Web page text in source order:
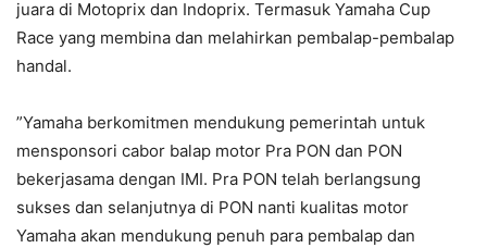
juara di Motoprix dan Indoprix. Termasuk Yamaha Cup
Race yang membina dan melahirkan pembalap-pembalap
handal.
”Yamaha berkomitmen mendukung pemerintah untuk
mensponsori cabor balap motor Pra PON dan PON
bekerjasama dengan IMI. Pra PON telah berlangsung
sukses dan selanjutnya di PON nanti kualitas motor
Yamaha akan mendukung penuh para pembalap dan